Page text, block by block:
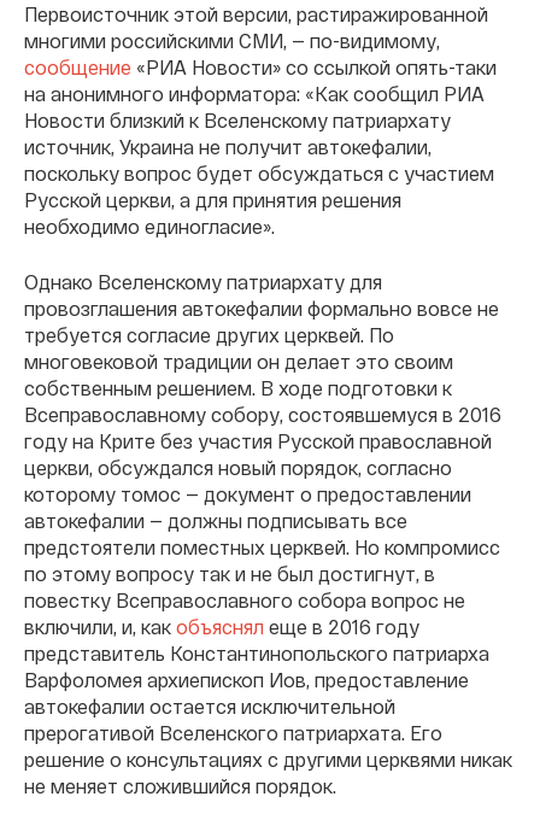
Первоисточник этой версии, растиражированной
многими российскими СМИ, — по-видимому,
сообщение «РИА Новости» со ссылкой опять-таки
на анонимного информатора: «Как сообщил РИА
Новости близкий к Вселенскому патриархату
источник, Украина не получит автокефалии,
поскольку вопрос будет обсуждаться с участием
Русской церкви, а для принятия решения
необходимо единогласие».
Однако Вселенскому патриархату для
провозглашения автокефалии формально вовсе не
требуется согласие других церквей. По
многовековой традиции он делает это своим
собственным решением. В ходе подготовки к
Всеправославному собору, состоявшемуся в 2016
году на Крите без участия Русской православной
церкви, обсуждался новый порядок, согласно
которому томос — документ о предоставлении
автокефалии — должны подписывать все
предстоятели поместных церквей. Но компромисс
по этому вопросу так и не был достигнут, в
повестку Всеправославного собора вопрос не
включили, и, как объяснял еще в 2016 году
представитель Константинопольского патриарха
Варфоломея архиепископ Иов, предоставление
автокефалии остается исключительной
прерогативой Вселенского патриархата. Его
решение о консультациях с другими церквями никак
не меняет сложившийся порядок.